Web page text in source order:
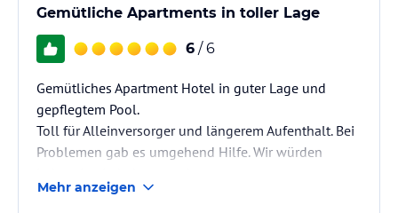
Gemütliche Apartments in toller Lage
6 / 6
Gemütliches Apartment Hotel in guter Lage und
gepflegtem Pool.
Toll für Alleinversorger und längerem Aufenthalt. Bei
Problemen gab es umgehend Hilfe. Wir würden
Mehr anzeigen